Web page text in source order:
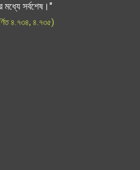
মধ্যে সর্বশেষ।"
৪.৭৩৪, ৪.৭৩৫)